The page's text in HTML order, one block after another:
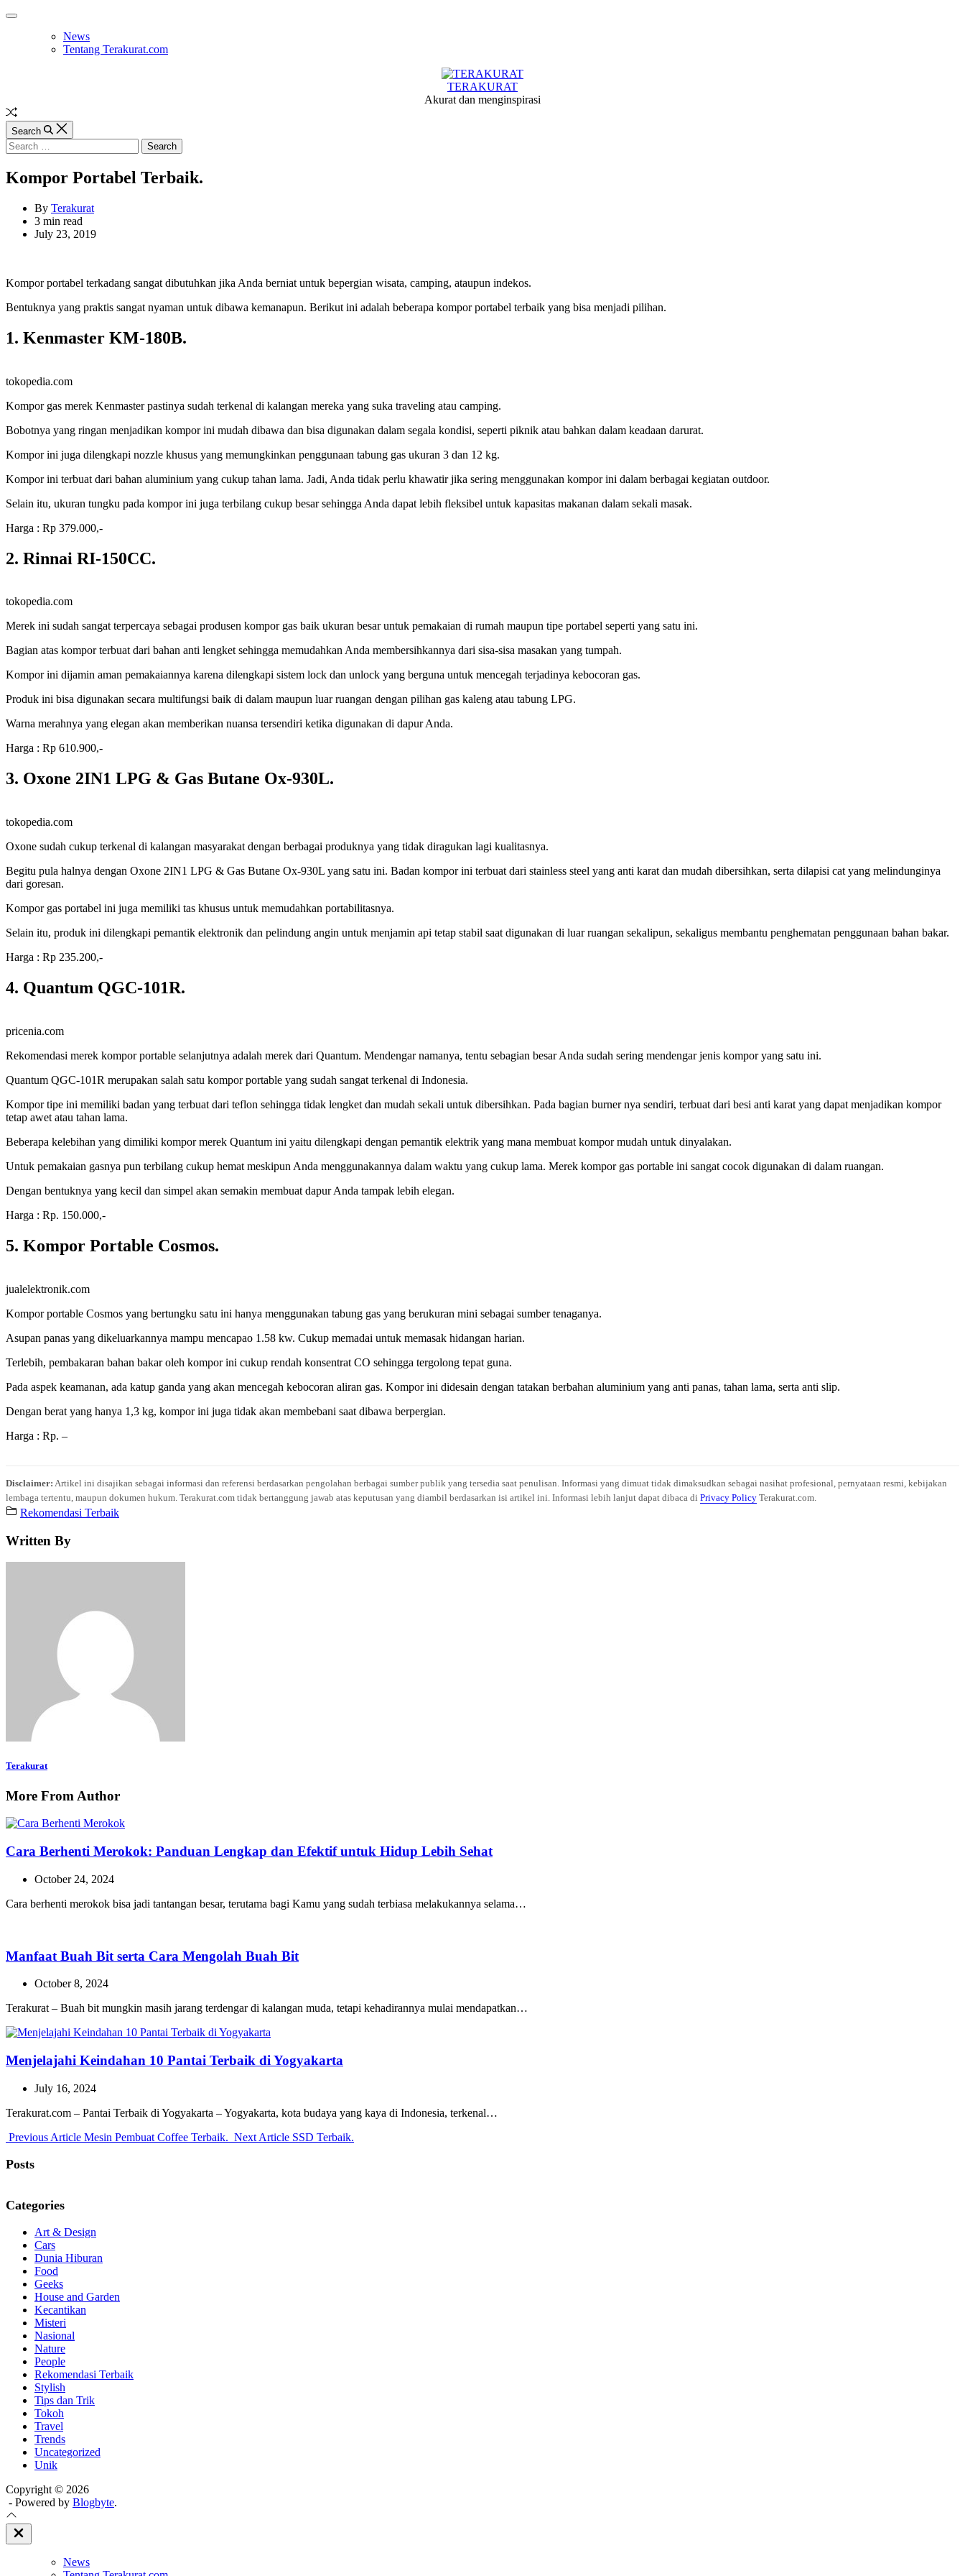
Skip
Off
News
Tentang Terakurat.com
TERAKURAT
Akurat dan menginspirasi
Random
Article
Search
Search
for:
Kompor Portabel Terbaik.
By Terakurat
Estimated
read
3 min read
July 23, 2019
Kompor portabel terkadang sangat dibutuhkan jika Anda berniat untuk bepergian wisata, camping, ataupun indekos.
Bentuknya yang praktis sangat nyaman untuk dibawa kemanapun. Berikut ini adalah beberapa kompor portabel terbaik yang bisa menjadi pilihan.
1. Kenmaster KM-180B.
tokopedia.com
Kompor gas merek Kenmaster pastinya sudah terkenal di kalangan mereka yang suka traveling atau camping.
Bobotnya yang ringan menjadikan kompor ini mudah dibawa dan bisa digunakan dalam segala kondisi, seperti piknik atau bahkan dalam keadaan darurat.
Kompor ini juga dilengkapi nozzle khusus yang memungkinkan penggunaan tabung gas ukuran 3 dan 12 kg.
Kompor ini terbuat dari bahan aluminium yang cukup tahan lama. Jadi, Anda tidak perlu khawatir jika sering menggunakan kompor ini dalam berbagai kegiatan outdoor.
Selain itu, ukuran tungku pada kompor ini juga terbilang cukup besar sehingga Anda dapat lebih fleksibel untuk kapasitas makanan dalam sekali masak.
Harga : Rp 379.000,-
2. Rinnai RI-150CC.
tokopedia.com
Merek ini sudah sangat terpercaya sebagai produsen kompor gas baik ukuran besar untuk pemakaian di rumah maupun tipe portabel seperti yang satu ini.
Bagian atas kompor terbuat dari bahan anti lengket sehingga memudahkan Anda membersihkannya dari sisa-sisa masakan yang tumpah.
Kompor ini dijamin aman pemakaiannya karena dilengkapi sistem lock dan unlock yang berguna untuk mencegah terjadinya kebocoran gas.
Produk ini bisa digunakan secara multifungsi baik di dalam maupun luar ruangan dengan pilihan gas kaleng atau tabung LPG.
Warna merahnya yang elegan akan memberikan nuansa tersendiri ketika digunakan di dapur Anda.
Harga : Rp 610.900,-
3. Oxone 2IN1 LPG & Gas Butane Ox-930L.
tokopedia.com
Oxone sudah cukup terkenal di kalangan masyarakat dengan berbagai produknya yang tidak diragukan lagi kualitasnya.
Begitu pula halnya dengan Oxone 2IN1 LPG & Gas Butane Ox-930L yang satu ini. Badan kompor ini terbuat dari stainless steel yang anti karat dan mudah dibersihkan, serta dilapisi cat yang melindunginya
dari goresan.
Kompor gas portabel ini juga memiliki tas khusus untuk memudahkan portabilitasnya.
Selain itu, produk ini dilengkapi pemantik elektronik dan pelindung angin untuk menjamin api tetap stabil saat digunakan di luar ruangan sekalipun, sekaligus membantu penghematan penggunaan bahan bakar.
Harga : Rp 235.200,-
4. Quantum QGC-101R.
pricenia.com
Rekomendasi merek kompor portable selanjutnya adalah merek dari Quantum. Mendengar namanya, tentu sebagian besar Anda sudah sering mendengar jenis kompor yang satu ini.
Quantum QGC-101R merupakan salah satu kompor portable yang sudah sangat terkenal di Indonesia.
Kompor tipe ini memiliki badan yang terbuat dari teflon sehingga tidak lengket dan mudah sekali untuk dibersihkan. Pada bagian burner nya sendiri, terbuat dari besi anti karat yang dapat menjadikan kompor
tetap awet atau tahan lama.
Beberapa kelebihan yang dimiliki kompor merek Quantum ini yaitu dilengkapi dengan pemantik elektrik yang mana membuat kompor mudah untuk dinyalakan.
Untuk pemakaian gasnya pun terbilang cukup hemat meskipun Anda menggunakannya dalam waktu yang cukup lama. Merek kompor gas portable ini sangat cocok digunakan di dalam ruangan.
Dengan bentuknya yang kecil dan simpel akan semakin membuat dapur Anda tampak lebih elegan.
Harga : Rp. 150.000,-
5. Kompor Portable Cosmos.
jualelektronik.com
Kompor portable Cosmos yang bertungku satu ini hanya menggunakan tabung gas yang berukuran mini sebagai sumber tenaganya.
Asupan panas yang dikeluarkannya mampu mencapao 1.58 kw. Cukup memadai untuk memasak hidangan harian.
Terlebih, pembakaran bahan bakar oleh kompor ini cukup rendah konsentrat CO sehingga tergolong tepat guna.
Pada aspek keamanan, ada katup ganda yang akan mencegah kebocoran aliran gas. Kompor ini didesain dengan tatakan berbahan aluminium yang anti panas, tahan lama, serta anti slip.
Dengan berat yang hanya 1,3 kg, kompor ini juga tidak akan membebani saat dibawa berpergian.
Harga : Rp. –
Disclaimer: Artikel ini disajikan sebagai informasi dan referensi berdasarkan pengolahan berbagai sumber publik yang tersedia saat penulisan. Informasi yang dimuat tidak dimaksudkan sebagai nasihat profesional, pernyataan resmi, kebijakan
lembaga tertentu, maupun dokumen hukum. Terakurat.com tidak bertanggung jawab atas keputusan yang diambil berdasarkan isi artikel ini. Informasi lebih lanjut dapat dibaca di Privacy Policy Terakurat.com.
Rekomendasi Terbaik
Written By
Terakurat
More From Author
Cara Berhenti Merokok: Panduan Lengkap dan Efektif untuk Hidup Lebih Sehat
October 24, 2024
Cara berhenti merokok bisa jadi tantangan besar, terutama bagi Kamu yang sudah terbiasa melakukannya selama…
Manfaat Buah Bit serta Cara Mengolah Buah Bit
October 8, 2024
Terakurat – Buah bit mungkin masih jarang terdengar di kalangan muda, tetapi kehadirannya mulai mendapatkan…
Menjelajahi Keindahan 10 Pantai Terbaik di Yogyakarta
July 16, 2024
Terakurat.com – Pantai Terbaik di Yogyakarta – Yogyakarta, kota budaya yang kaya di Indonesia, terkenal…
Previous Article Previous
Mesin Pembuat Coffee Terbaik. Next Article Next
SSD Terbaik.
Posts
Categories
Art & Design
Cars
Dunia Hiburan
Food
Geeks
House and Garden
Kecantikan
Misteri
Nasional
Nature
People
Rekomendasi Terbaik
Stylish
Tips dan Trik
Tokoh
Travel
Trends
Uncategorized
Unik
Copyright © 2026
- Powered by Blogbyte.
Close
Off
News